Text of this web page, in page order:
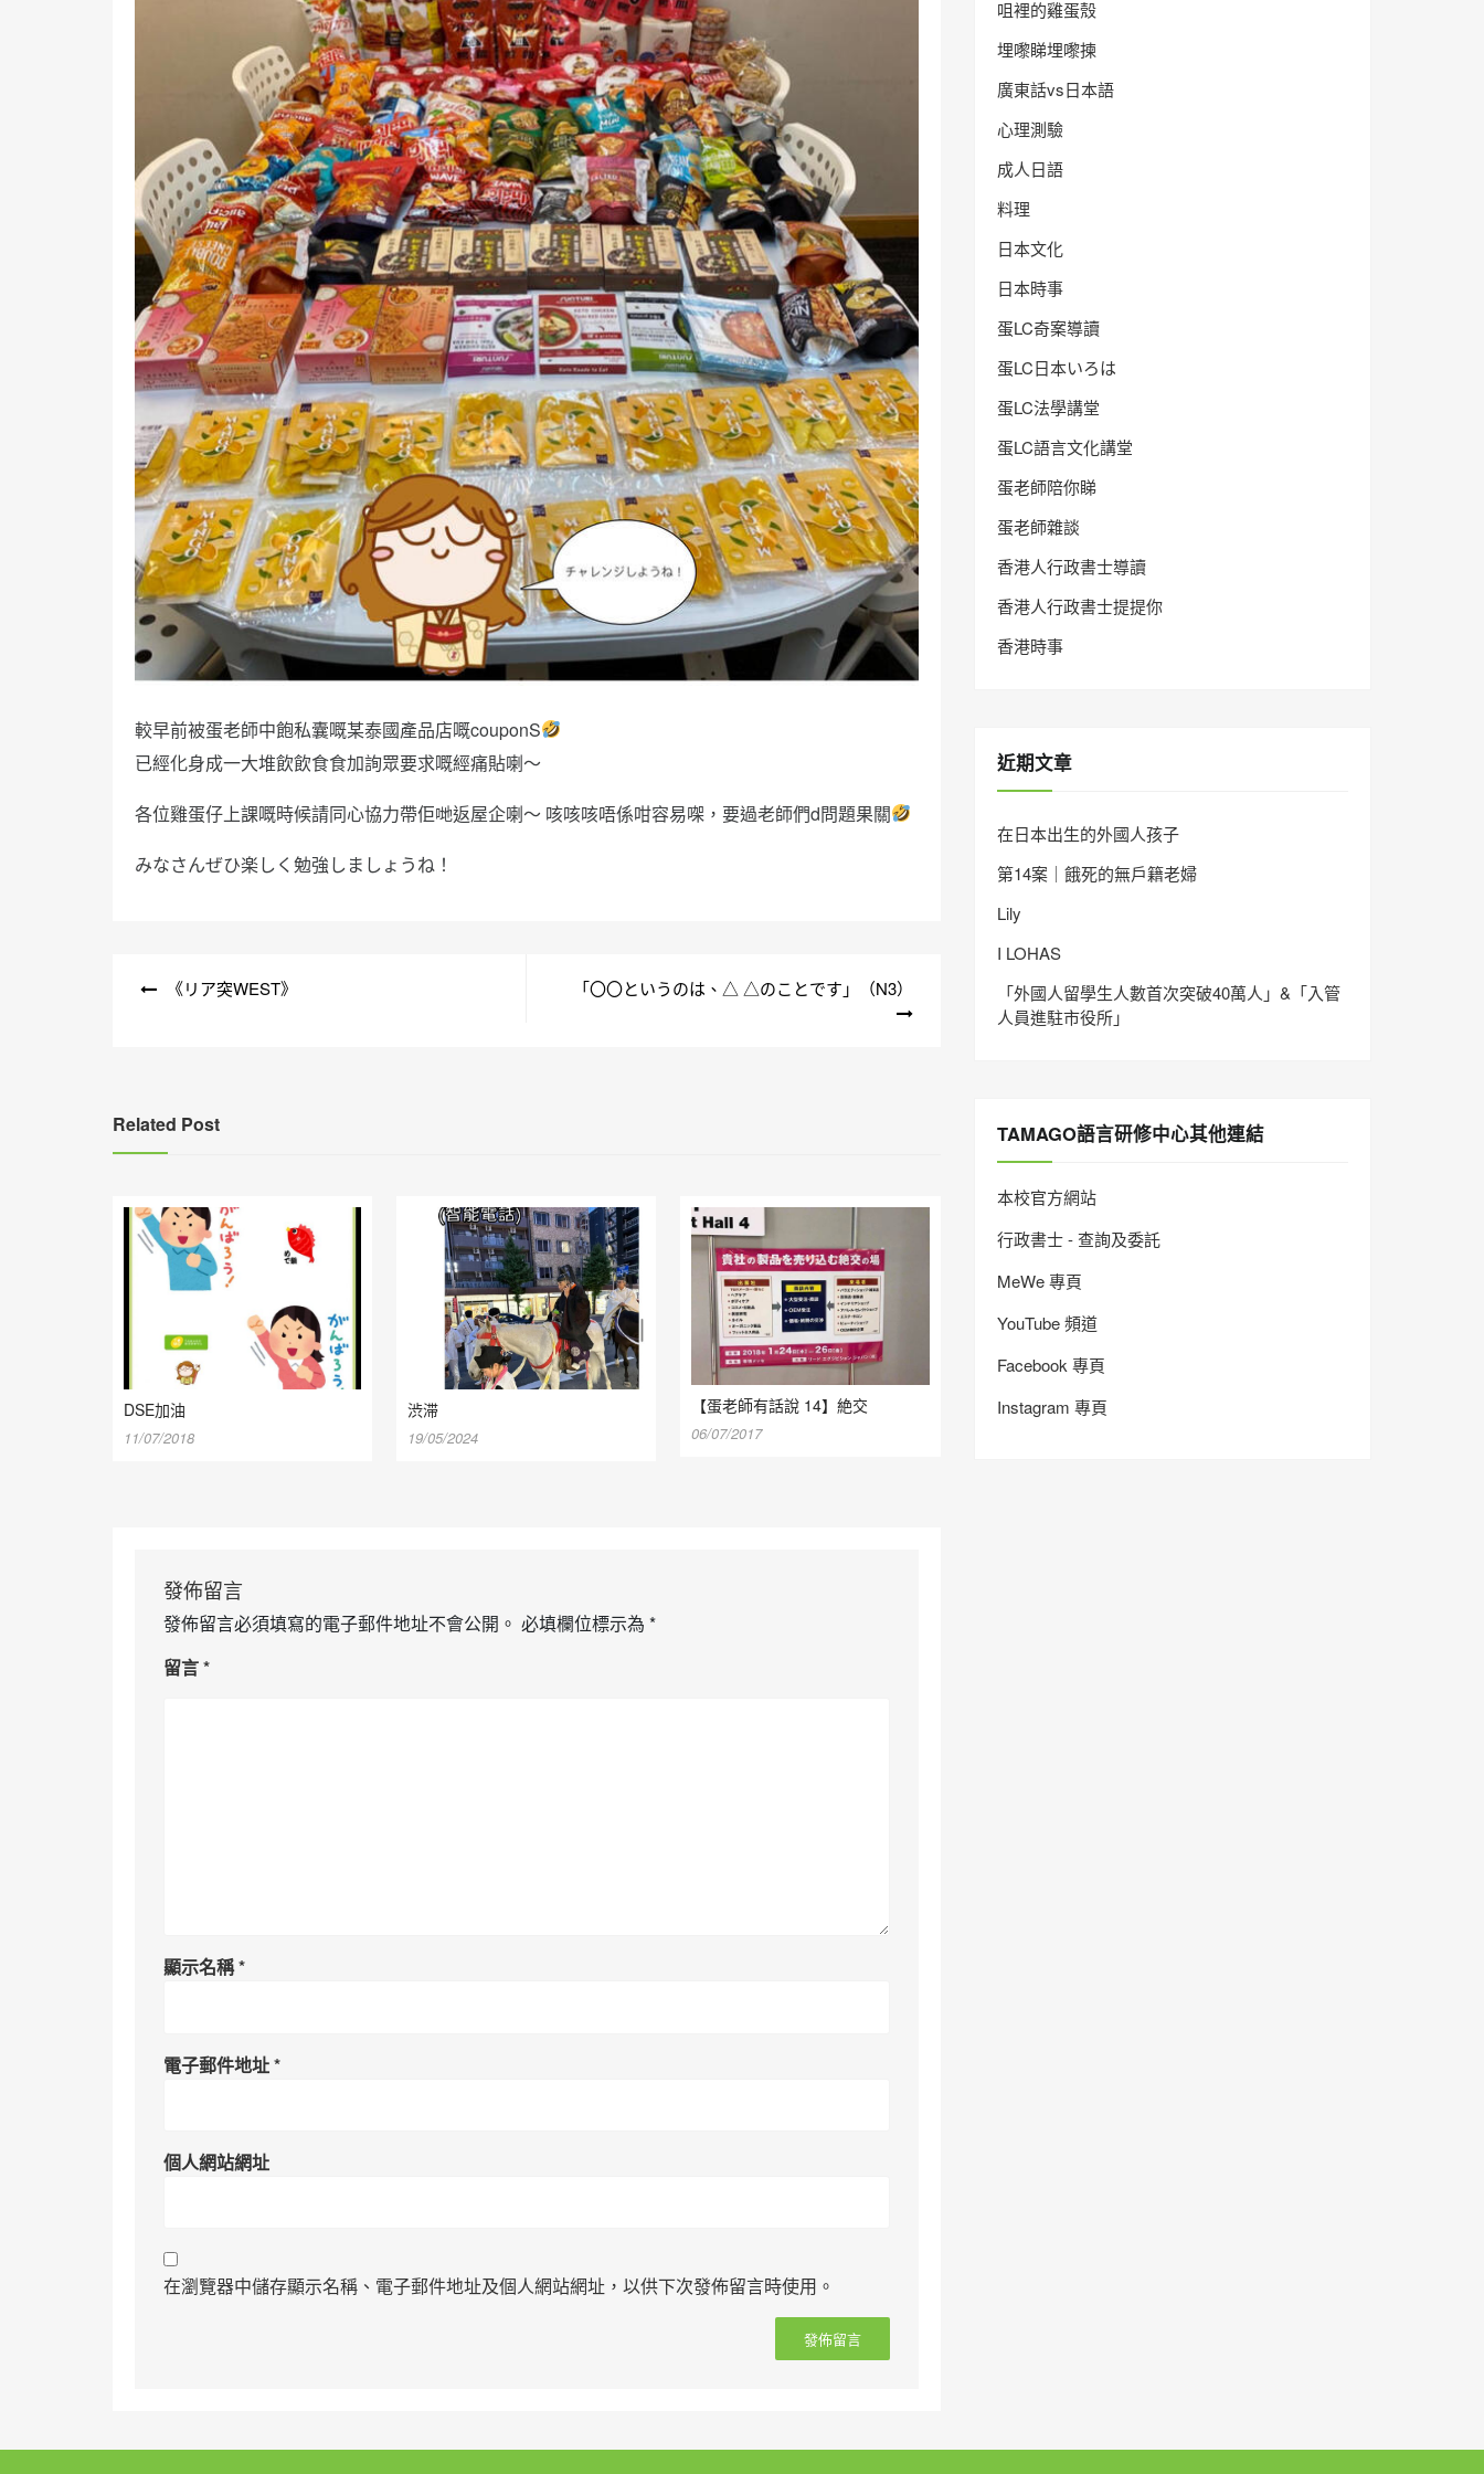
較早前被蛋老師中飽私囊嘅某泰國產品店嘅couponS
已經化身成一大堆飲飲食食加詢眾要求嘅經痛貼喇～
各位雞蛋仔上課嘅時候請同心協力帶佢哋返屋企喇～ 咳咳咳唔係咁容易㗎，要過老師們d問題果關
みなさんぜひ楽しく勉強しましょうね！
《リア突WEST》 「〇〇というのは、△ △のことです」（N3）
Related Post
DSE加油
11/07/2018
渋滞
19/05/2024
【蛋老師有話說 14】絶交
06/07/2017
發佈留言
發佈留言必須填寫的電子郵件地址不會公開。 必填欄位標示為 *
留言*
顯示名稱*
電子郵件地址*
個人網站網址
在瀏覽器中儲存顯示名稱、電子郵件地址及個人網站網址，以供下次發佈留言時使用。
咀裡的雞蛋殼
埋嚟睇埋嚟揀
廣東話vs日本語
心理測驗
成人日語
料理
日本文化
日本時事
蛋LC奇案導讀
蛋LC日本いろは
蛋LC法學講堂
蛋LC語言文化講堂
蛋老師陪你睇
蛋老師雜談
香港人行政書士導讀
香港人行政書士提提你
香港時事
近期文章
在日本出生的外國人孩子
第14案｜餓死的無戶籍老婦
Lily
I LOHAS
「外國人留學生人數首次突破40萬人」&「入管
人員進駐市役所」
TAMAGO語言研修中心其他連結
本校官方網站
行政書士 - 查詢及委託
MeWe 專頁
YouTube 頻道
Facebook 專頁
Instagram 專頁